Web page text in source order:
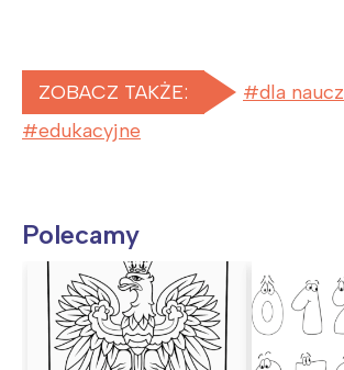
ZOBACZ TAKŻE:
dla
edukacyjne
Polecamy